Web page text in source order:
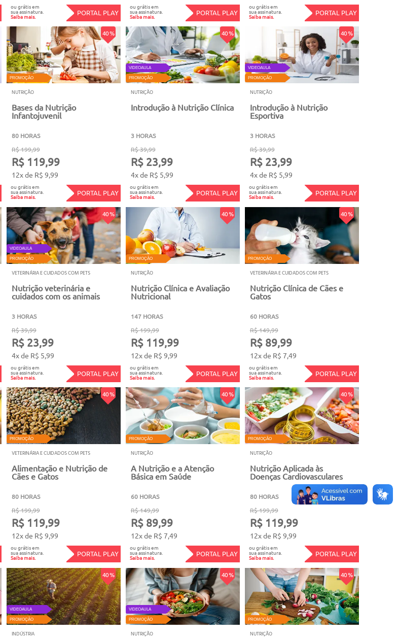
ou grátis em
sua assinatura.
Saiba mais. PORTAL PLAY
ou grátis em
sua assinatura.
Saiba mais. PORTAL PLAY
ou grátis em
sua assinatura.
Saiba mais. PORTAL PLAY
40 %
PROMOÇÃO
NUTRIÇÃO
Bases da Nutrição
Infantojuvenil
80 HORAS
R$ 199,99
R$ 119,99
12x de R$ 9,99
ou grátis em
sua assinatura.
Saiba mais. PORTAL PLAY
40 %
VIDEOAULA
PROMOÇÃO
NUTRIÇÃO
Introdução à Nutrição Clínica
3 HORAS
R$ 39,99
R$ 23,99
4x de R$ 5,99
ou grátis em
sua assinatura.
Saiba mais. PORTAL PLAY
40 %
VIDEOAULA
PROMOÇÃO
NUTRIÇÃO
Introdução à Nutrição
Esportiva
3 HORAS
R$ 39,99
R$ 23,99
4x de R$ 5,99
ou grátis em
sua assinatura.
Saiba mais. PORTAL PLAY
40 %
VIDEOAULA
PROMOÇÃO
VETERINÁRIA E CUIDADOS COM PETS
Nutrição veterinária e
cuidados com os animais
3 HORAS
R$ 39,99
R$ 23,99
4x de R$ 5,99
ou grátis em
sua assinatura.
Saiba mais. PORTAL PLAY
40 %
PROMOÇÃO
NUTRIÇÃO
Nutrição Clínica e Avaliação
Nutricional
147 HORAS
R$ 199,99
R$ 119,99
12x de R$ 9,99
ou grátis em
sua assinatura.
Saiba mais. PORTAL PLAY
40 %
PROMOÇÃO
VETERINÁRIA E CUIDADOS COM PETS
Nutrição Clínica de Cães e
Gatos
60 HORAS
R$ 149,99
R$ 89,99
12x de R$ 7,49
ou grátis em
sua assinatura.
Saiba mais. PORTAL PLAY
40 %
PROMOÇÃO
VETERINÁRIA E CUIDADOS COM PETS
Alimentação e Nutrição de
Cães e Gatos
80 HORAS
R$ 199,99
R$ 119,99
12x de R$ 9,99
ou grátis em
sua assinatura.
Saiba mais. PORTAL PLAY
40 %
PROMOÇÃO
NUTRIÇÃO
A Nutrição e a Atenção
Básica em Saúde
60 HORAS
R$ 149,99
R$ 89,99
12x de R$ 7,49
ou grátis em
sua assinatura.
Saiba mais. PORTAL PLAY
40 %
PROMOÇÃO
NUTRIÇÃO
Nutrição Aplicada às
Doenças Cardiovasculares
80 HORAS
R$ 199,99
R$ 119,99
12x de R$ 9,99
ou grátis em
sua assinatura.
Saiba mais. PORTAL PLAY
40 %
VIDEOAULA
PROMOÇÃO
INDÚSTRIA
40 %
VIDEOAULA
PROMOÇÃO
NUTRIÇÃO
40 %
PROMOÇÃO
NUTRIÇÃO